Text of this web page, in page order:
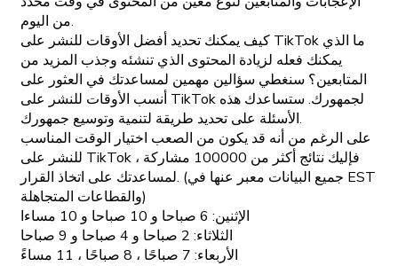
من اليوم.
كيف يمكنك تحديد أفضل الأوقات للنشر على TikTok ما الذي
يمكنك فعله لزيادة المحتوى الذي تنشئه وجذب المزيد من
المتابعين؟ سنغطي سؤالين مهمين لمساعدتك في العثور على
أنسب الأوقات للنشر على TikTok لجمهورك. ستساعدك هذه
الأسئلة على تحديد طريقة لتنمية وتوسيع جمهورك.
على الرغم من أنه قد يكون من الصعب اختيار الوقت المناسب
للنشر على TikTok ، فإليك نتائج أكثر من 100000 مشاركة
لمساعدتك على اتخاذ القرار. (جميع البيانات معبر عنها في EST
والقطاعات المتجاهلة)
الإثنين: 6 صباحا و 10 صباحا و 10 مساءا
الثلاثاء: 2 صباحا و 4 صباحا و 9 صباحا
الأربعاء: 7 صباحًا ، 8 صباحًا ، 11 مساءً